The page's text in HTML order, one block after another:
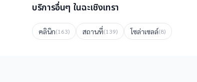
บริการอื่นๆ ในฉะเชิงเทรา
คลินิก(163) สถานที่(139) โซล่าเซลล์(8)